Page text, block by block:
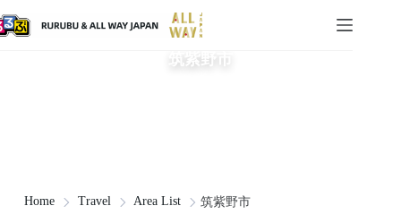
筑紫野市
Home Travel Area List 筑紫野市